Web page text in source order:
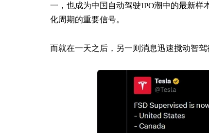
一，也成为中国自动驾驶IPO潮中的最新
化周期的重要信号。
而就在一天之后，另一则消息迅速搅动智